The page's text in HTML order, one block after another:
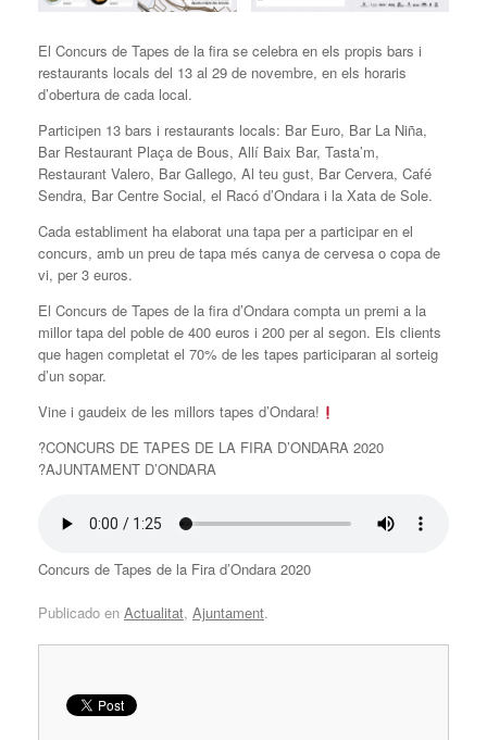
El Concurs de Tapes de la fira se celebra en els propis bars i
restaurants locals del 13 al 29 de novembre, en els horaris
d’obertura de cada local.
Participen 13 bars i restaurants locals: Bar Euro, Bar La Niña,
Bar Restaurant Plaça de Bous, Allí Baix Bar, Tasta’m,
Restaurant Valero, Bar Gallego, Al teu gust, Bar Cervera, Café
Sendra, Bar Centre Social, el Racó d’Ondara i la Xata de Sole.
Cada establiment ha elaborat una tapa per a participar en el
concurs, amb un preu de tapa més canya de cervesa o copa de
vi, per 3 euros.
El Concurs de Tapes de la fira d’Ondara compta un premi a la
millor tapa del poble de 400 euros i 200 per al segon. Els clients
que hagen completat el 70% de les tapes participaran al sorteig
d’un sopar.
Vine i gaudeix de les millors tapes d’Ondara!
?CONCURS DE TAPES DE LA FIRA D’ONDARA 2020
?AJUNTAMENT D’ONDARA
Concurs de Tapes de la Fira d’Ondara 2020
Publicado en Actualitat, Ajuntament.